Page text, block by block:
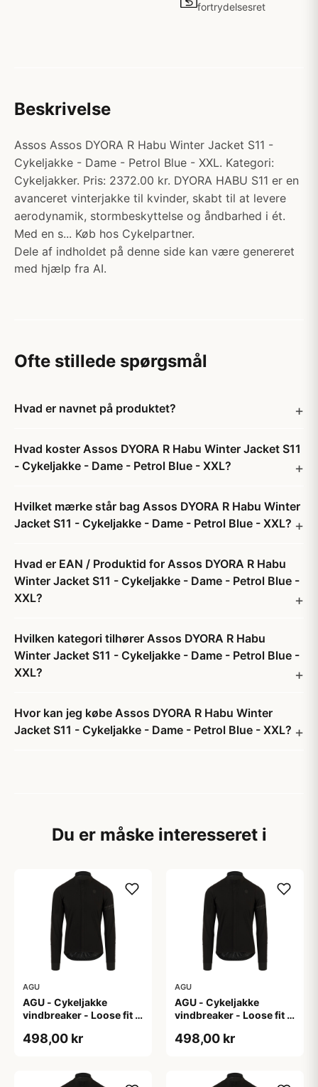
fortrydelsesret
Beskrivelse
Assos Assos DYORA R Habu Winter Jacket S11 -
Cykeljakke - Dame - Petrol Blue - XXL. Kategori:
Cykeljakker. Pris: 2372.00 kr. DYORA HABU S11 er en
avanceret vinterjakke til kvinder, skabt til at levere
aerodynamik, stormbeskyttelse og åndbarhed i ét.
Med en s... Køb hos Cykelpartner.
Dele af indholdet på denne side kan være genereret
med hjælp fra AI.
Ofte stillede spørgsmål
Hvad er navnet på produktet?
Hvad koster Assos DYORA R Habu Winter Jacket S11
- Cykeljakke - Dame - Petrol Blue - XXL?
Hvilket mærke står bag Assos DYORA R Habu Winter
Jacket S11 - Cykeljakke - Dame - Petrol Blue - XXL?
Hvad er EAN / Produktid for Assos DYORA R Habu
Winter Jacket S11 - Cykeljakke - Dame - Petrol Blue -
XXL?
Hvilken kategori tilhører Assos DYORA R Habu
Winter Jacket S11 - Cykeljakke - Dame - Petrol Blue -
XXL?
Hvor kan jeg købe Assos DYORA R Habu Winter
Jacket S11 - Cykeljakke - Dame - Petrol Blue - XXL?
Du er måske interesseret i
AGU
AGU - Cykeljakke
vindbreaker - Loose fit -
498,00 kr
AGU
AGU - Cykeljakke
vindbreaker - Loose fit -
498,00 kr